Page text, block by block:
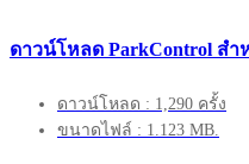
ดาวน์โหลด ParkControl สำ
ดาวน์โหลด : 1,290 ครั้ง
ขนาดไฟล์ : 1.123 MB.